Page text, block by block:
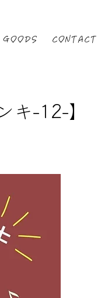
GOODS CONTACT
-12-】